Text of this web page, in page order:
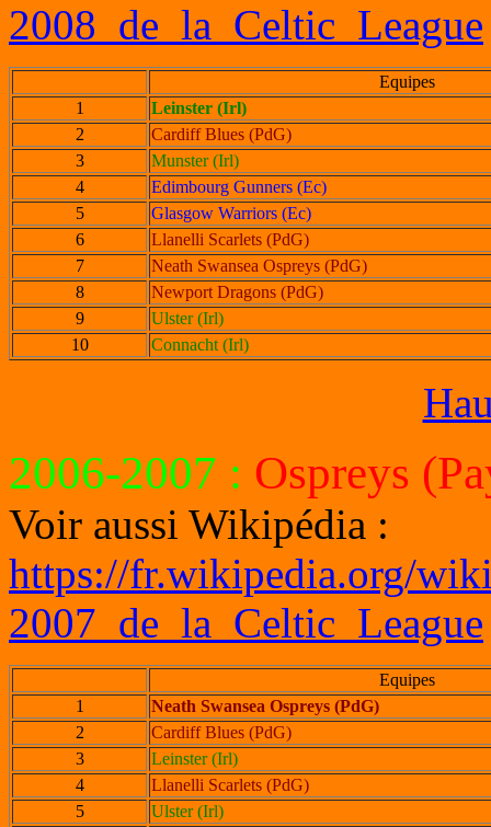
2008_de_la_Celtic_League
Equipes
1
Leinster (Irl)
2
Cardiff Blues (PdG)
3
Munster (Irl)
4
Edimbourg Gunners (Ec)
5
Glasgow Warriors (Ec)
6
Llanelli Scarlets (PdG)
7
Neath Swansea Ospreys (PdG)
8
Newport Dragons (PdG)
9
Ulster (Irl)
10
Connacht (Irl)
2006-2007 : Ospreys
Voir aussi Wikipédia :
https://fr.wikipedia.org/
2007_de_la_Celtic_League
Equipes
1
Neath Swansea Ospreys (PdG)
2
Cardiff Blues (PdG)
3
Leinster (Irl)
4
Llanelli Scarlets (PdG)
5
Ulster (Irl)